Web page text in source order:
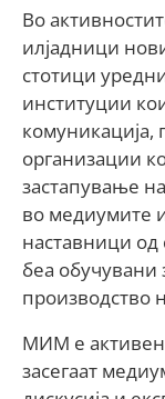
Во
илјадници
стотици
институции
комуникација,
организации
застапување
во медиумите
наставници
беа обучувани
производство
МИМ е активен
засегаат